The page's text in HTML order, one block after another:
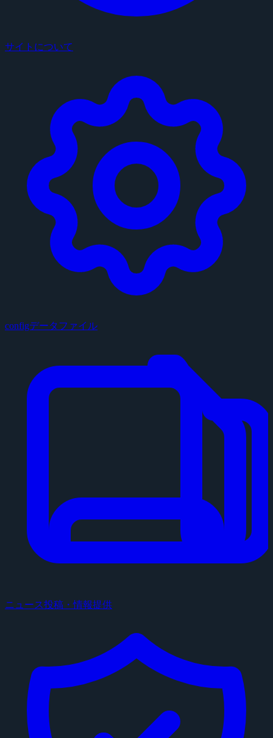
サイトについて
configデータファイル
ニュース投稿・情報提供